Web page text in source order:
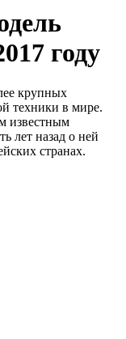
году
крупных
техники в мире.
известным
лет назад о ней
странах.